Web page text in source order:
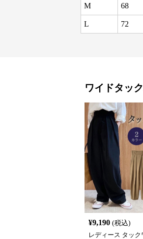
M 68
L 72
ワイドタッ
¥9,190 (税込)
レディース タック